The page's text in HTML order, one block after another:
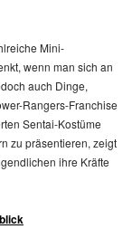
Mini-
wenn man sich an
auch Dinge,
Rangers-Franchise
Sentai-Kostüme
zu präsentieren, zeigt
ihre Kräfte